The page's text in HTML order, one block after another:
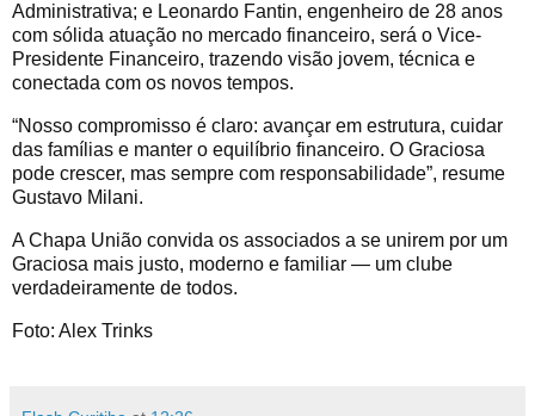
Administrativa; e Leonardo Fantin, engenheiro de 28 anos
com sólida atuação no mercado financeiro, será o Vice-
Presidente Financeiro, trazendo visão jovem, técnica e
conectada com os novos tempos.
“Nosso compromisso é claro: avançar em estrutura, cuidar
das famílias e manter o equilíbrio financeiro. O Graciosa
pode crescer, mas sempre com responsabilidade”, resume
Gustavo Milani.
A Chapa União convida os associados a se unirem por um
Graciosa mais justo, moderno e familiar — um clube
verdadeiramente de todos.
Foto: Alex Trinks